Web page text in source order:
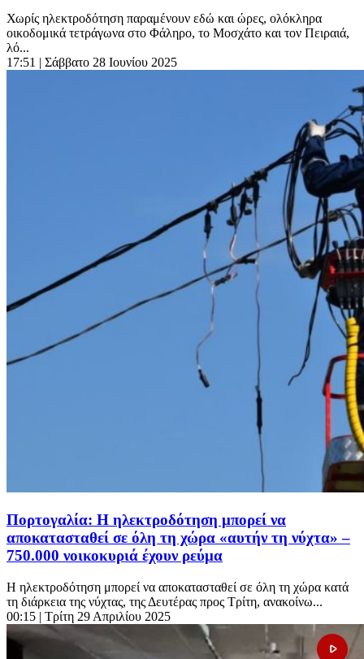
Χωρίς ηλεκτροδότηση παραμένουν εδώ και ώρες, ολόκληρα
οικοδομικά τετράγωνα στο Φάληρο, το Μοσχάτο και τον Πειραιά,
λό...
17:51 | Σάββατο 28 Ιουνίου 2025
Πορτογαλία: Η ηλεκτροδότηση μπορεί να
αποκατασταθεί σε όλη τη χώρα «αυτήν τη νύχτα» –
750.000 νοικοκυριά έχουν ρεύμα
Η ηλεκτροδότηση μπορεί να αποκατασταθεί σε όλη τη χώρα κατά
τη διάρκεια της νύχτας, της Δευτέρας προς Τρίτη, ανακοίνω...
00:15 | Τρίτη 29 Απριλίου 2025